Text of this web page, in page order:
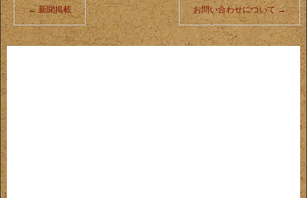
←新聞掲載 お問い合わせについて →